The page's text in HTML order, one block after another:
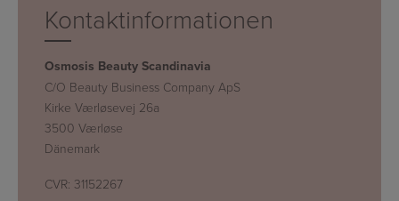
Kontaktinformationen
Osmosis Beauty Scandinavia
C/O Beauty Business Company ApS
Kirke Værløsevej 26a
3500 Værløse
Dänemark
CVR: 31152267